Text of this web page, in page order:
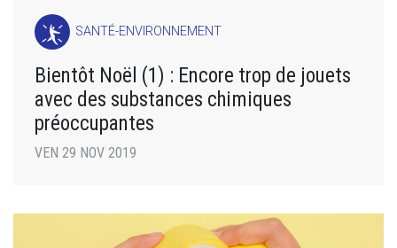
SANTÉ-ENVIRONNEMENT
Bientôt Noël (1) : Encore trop de jouets
avec des substances chimiques
préoccupantes
VEN 29 NOV 2019